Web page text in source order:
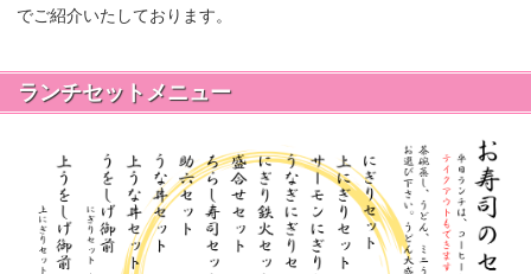
でご紹介いたしております。
ランチセットメニュー